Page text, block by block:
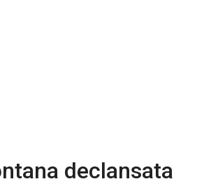
declansata